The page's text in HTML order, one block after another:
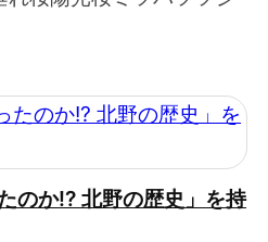
のか!? 北野の歴史」を持